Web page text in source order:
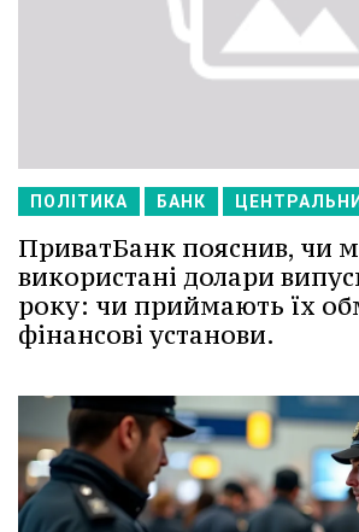
ПОЛІТИКА БАНК
ПриватБанк пояснив, чи
використані долари
року: чи приймають їх
фінансові установи.